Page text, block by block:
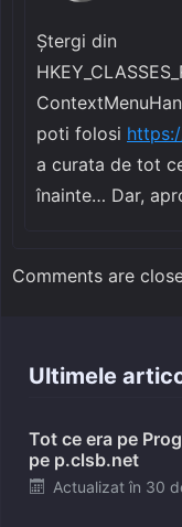
Ștergi din
poti folosi
a curata de tot
înainte… Dar,
Comments are
Ultimele
Tot ce era pe
pe p.clsb.net
Posted
Actualizat în 30